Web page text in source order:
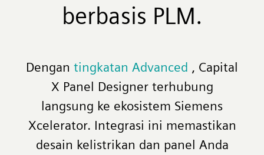
berbasis PLM.
Dengan tingkatan Advanced , Capital
X Panel Designer terhubung
langsung ke ekosistem Siemens
Xcelerator. Integrasi ini memastikan
desain kelistrikan dan panel Anda